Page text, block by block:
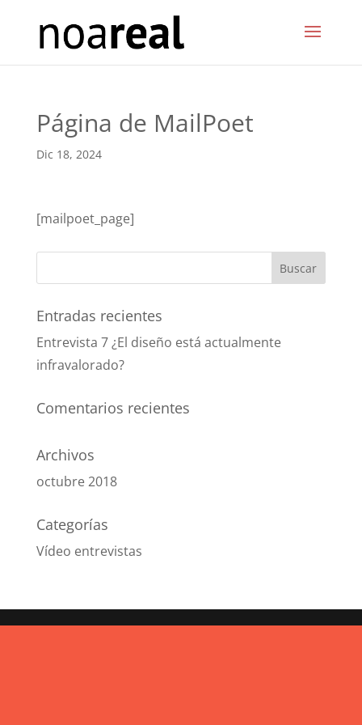
Página de MailPoet
Dic 18, 2024
[mailpoet_page]
Entradas recientes
Entrevista 7 ¿El diseño está actualmente
infravalorado?
Comentarios recientes
Archivos
octubre 2018
Categorías
Vídeo entrevistas